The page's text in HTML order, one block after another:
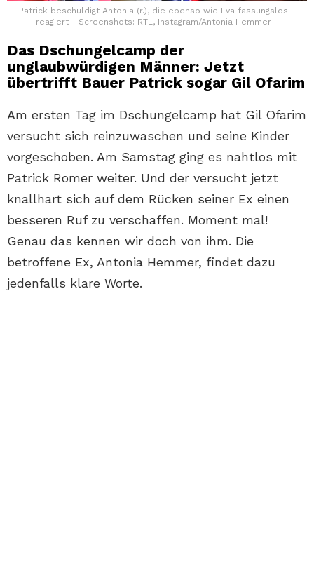
Patrick beschuldigt Antonia (r.), die ebenso wie Eva fassungslos
reagiert - Screenshots: RTL, Instagram/Antonia Hemmer
Das Dschungelcamp der
unglaubwürdigen Männer: Jetzt
übertrifft Bauer Patrick sogar Gil Ofarim
Am ersten Tag im Dschungelcamp hat Gil Ofarim
versucht sich reinzuwaschen und seine Kinder
vorgeschoben. Am Samstag ging es nahtlos mit
Patrick Romer weiter. Und der versucht jetzt
knallhart sich auf dem Rücken seiner Ex einen
besseren Ruf zu verschaffen. Moment mal!
Genau das kennen wir doch von ihm. Die
betroffene Ex, Antonia Hemmer, findet dazu
jedenfalls klare Worte.